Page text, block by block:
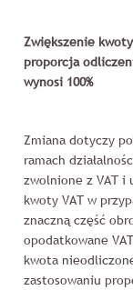
Zwiększenie
proporcja
wynosi 100%
Zmiana dotyczy
ramach
zwolnione z VAT i
kwoty VAT w
znaczną część
opodatkowane
kwota
zastosowaniu